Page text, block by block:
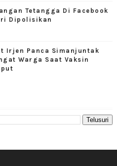
Tetangga Di Facebook
Dipolisikan
Irjen Panca Simanjuntak
Warga Saat Vaksin